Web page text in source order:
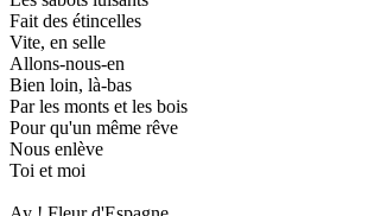
Fait des étincelles
Vite, en selle
Allons-nous-en
Bien loin, là-bas
Par les monts et les bois
Pour qu'un même rêve
Nous enlève
Toi et moi